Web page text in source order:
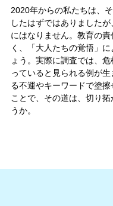
2020年からの私たちは、
したはずではありました
にはなりません。教育の
く、「大人たちの覚悟」
ょう。実際に調査では、
っていると見られる例が
る不運やキーワードで塗
ことで、その道は、切り
うか。